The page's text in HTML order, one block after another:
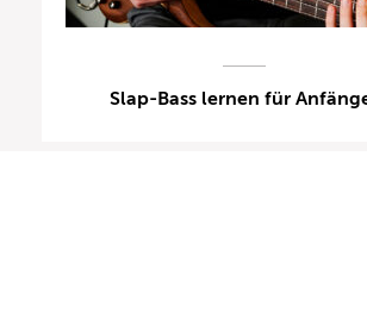
Slap-Bass lernen für